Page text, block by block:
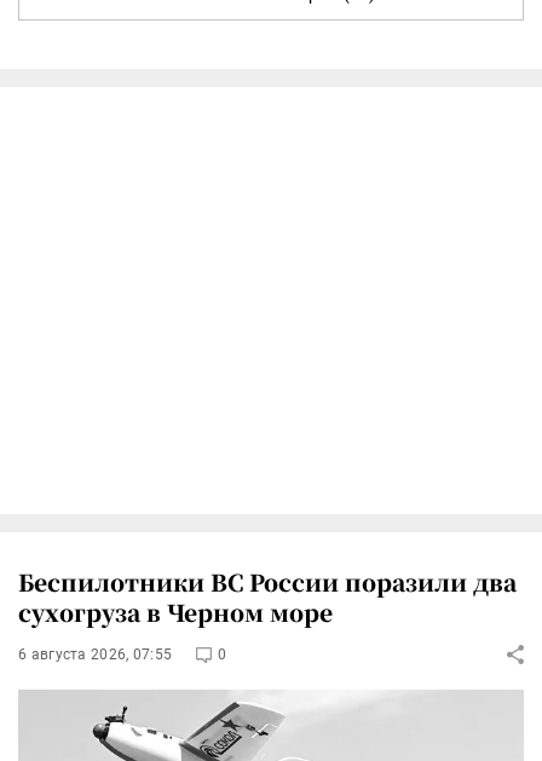
Беспилотники ВС России поразили два
сухогруза в Черном море
6 августа 2026, 07:55 0